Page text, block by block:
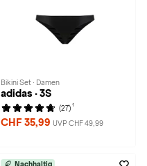
Bikini Set · Damen
adidas · 3S
(27) 1
CHF 35,99 UVP CHF 49,99
Nachhaltig